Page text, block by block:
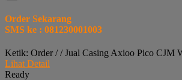
Order Sekarang
SMS ke : 081230001003
Ketik: Order / / Jual Casing Axioo Pico CJM
Lihat Detail
Ready